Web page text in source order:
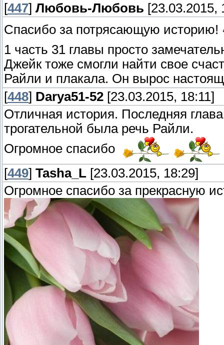
[447] Любовь-Любовь [23.03.2015,
Спасибо за потрясающую историю!
1 часть 31 главы просто
Джейк тоже смогли найти свое
Райли и плакала. Он вырос
[448] Darya51-52 [23.03.2015, 18:11]
Отличная история. Последняя
трогательной была речь Райли.
Огромное спасибо
[449] Tasha_L [23.03.2015, 18:29]
Огромное спасибо за прекрасную